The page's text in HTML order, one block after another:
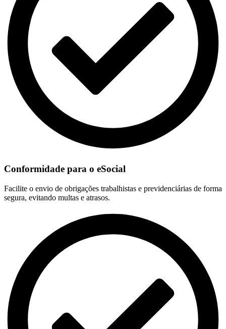
Conformidade para o eSocial
Facilite o envio de obrigações trabalhistas e previdenciárias de forma
segura, evitando multas e atrasos.